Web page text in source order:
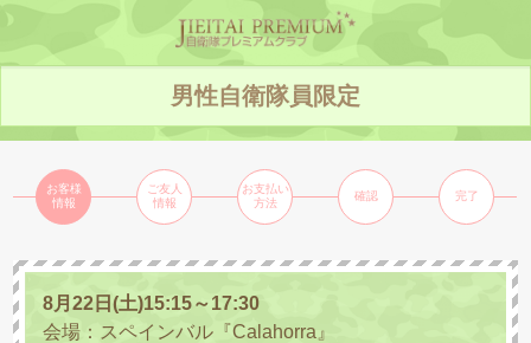
男性自衛隊員限定
お客様
情報
ご友人
情報
お支払い
方法
確認 完了
8月22日(土)15:15～17:30
会場：スペインバル『Calahorra』